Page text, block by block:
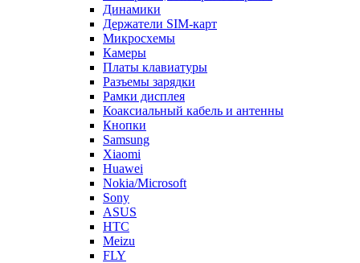
Динамики
Держатели SIM-карт
Микросхемы
Камеры
Платы клавиатуры
Разъемы зарядки
Рамки дисплея
Коаксиальный кабель и антенны
Кнопки
Samsung
Xiaomi
Huawei
Nokia/Microsoft
Sony
ASUS
HTC
Meizu
FLY